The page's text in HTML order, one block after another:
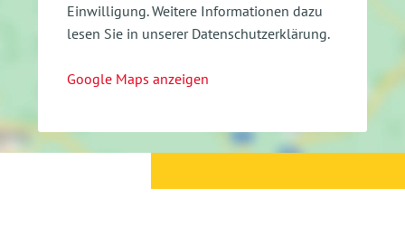
Einwilligung. Weitere Informationen dazu
lesen Sie in unserer Datenschutzerklärung.
Google Maps anzeigen